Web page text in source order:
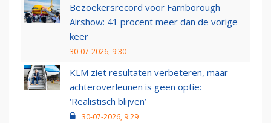
Bezoekersrecord voor Farnborough
Airshow: 41 procent meer dan de vorige
keer
30-07-2026, 9:30
KLM ziet resultaten verbeteren, maar
achteroverleunen is geen optie:
‘Realistisch blijven’
30-07-2026, 9:29